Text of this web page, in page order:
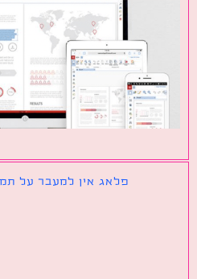
פלאג אין למעבר על תמונה